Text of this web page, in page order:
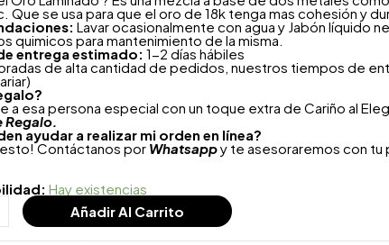
Que se usa para que el oro de 18k tenga mas cohesión y
Lavar ocasionalmente con agua y Jabón líquido
quimicos para mantenimiento de la misma.
entrega estimado: 1-2 días hábiles
de alta cantidad de pedidos, nuestros tiempos de
a esa persona especial con un toque extra de Cariño al
Regalo.
ayudar a realizar mi orden en línea?
Contáctanos por Whatsappy te asesoraremos con tu
Hay existencias
Añadir Al Carrito